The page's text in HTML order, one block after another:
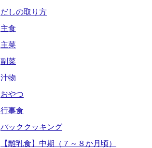
だしの取り方
主食
主菜
副菜
汁物
おやつ
行事食
パッククッキング
【離乳食】中期（７～８か月頃）